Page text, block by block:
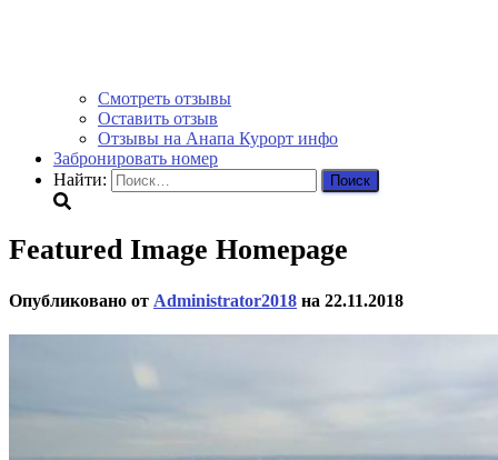
Смотреть отзывы
Оставить отзыв
Отзывы на Анапа Курорт инфо
Забронировать номер
Найти:
Featured Image Homepage
Опубликовано от Administrator2018 на 22.11.2018